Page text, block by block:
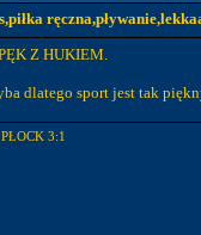
Z HUKIEM.
dlatego sport jest tak
3:1